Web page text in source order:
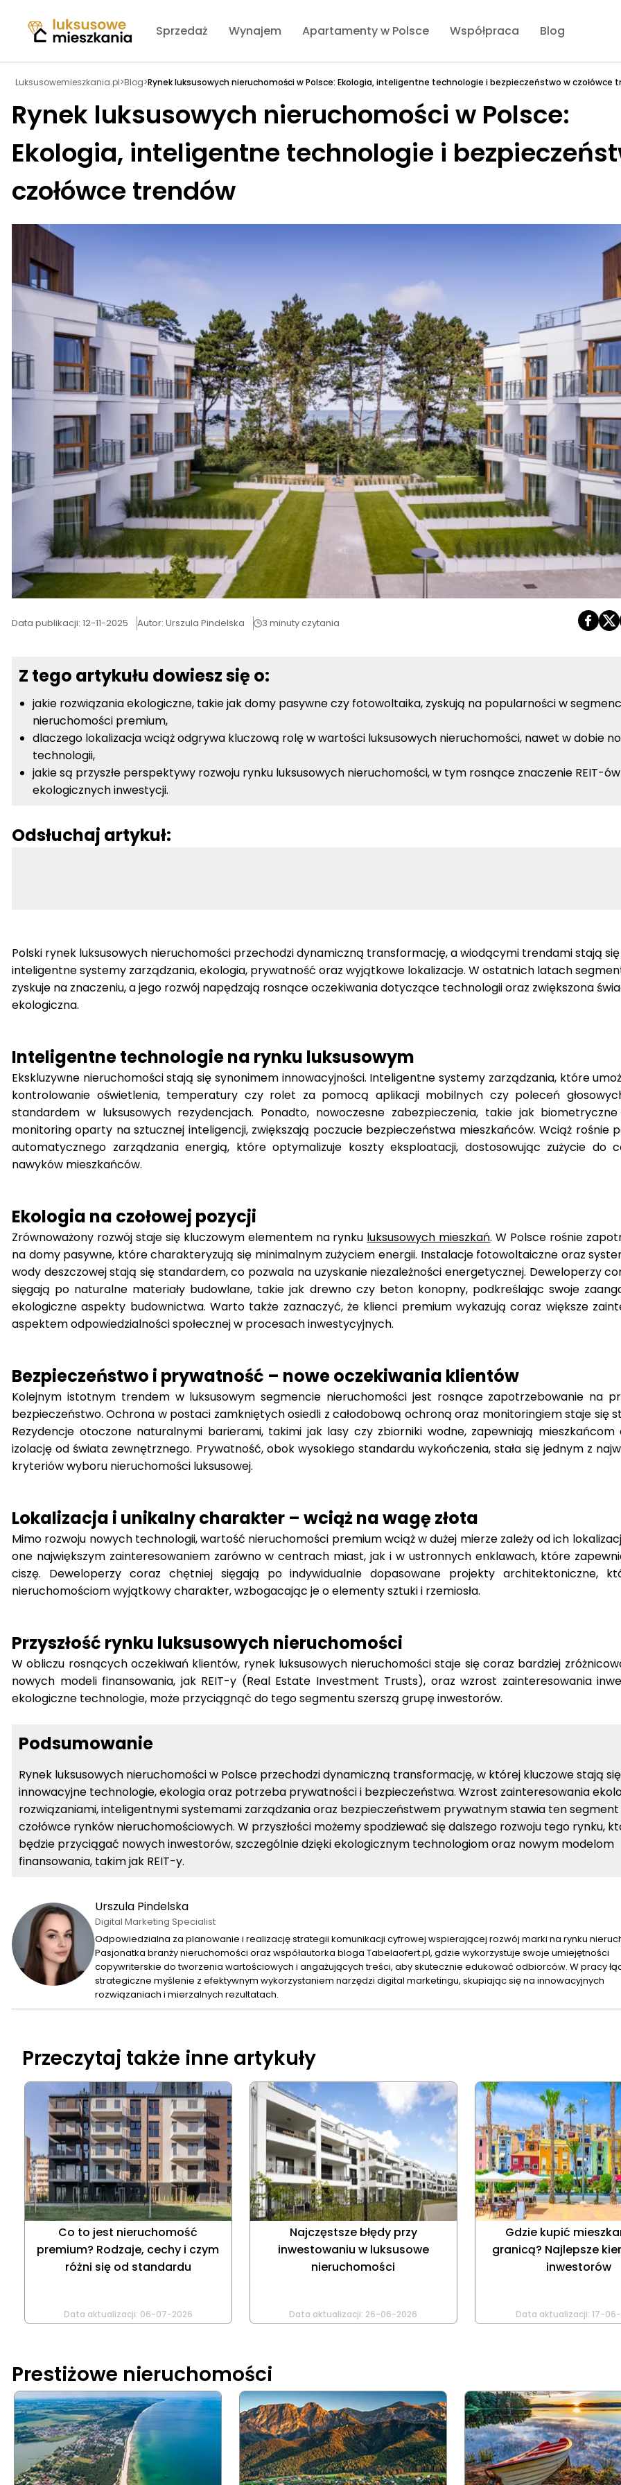
Sprzedaż Wynajem Apartamenty w Polsce Współpraca Blog
Luksusowemieszkania.pl>Blog>Rynek luksusowych nieruchomości w Polsce: Ekologia, inteligentne technologie i bezpieczeństwo w czołówce
Rynek luksusowych nieruchomości w Polsce:
Ekologia, inteligentne technologie i
czołówce trendów
Data publikacji: 12-11-2025 Autor: Urszula Pindelska 3 minuty czytania
Z tego artykułu dowiesz się o:
jakie rozwiązania ekologiczne, takie jak domy pasywne czy fotowoltaika, zyskują na popularności w
nieruchomości premium,
dlaczego lokalizacja wciąż odgrywa kluczową rolę w wartości luksusowych nieruchomości, nawet w dobie
technologii,
jakie są przyszłe perspektywy rozwoju rynku luksusowych nieruchomości, w tym rosnące znaczenie REIT-
ekologicznych inwestycji.
Odsłuchaj artykuł:
Polski rynek luksusowych nieruchomości przechodzi dynamiczną transformację, a wiodącymi trendami stają się
inteligentne systemy zarządzania, ekologia, prywatność oraz wyjątkowe lokalizacje. W ostatnich latach
zyskuje na znaczeniu, a jego rozwój napędzają rosnące oczekiwania dotyczące technologii oraz zwiększona
ekologiczna.
Inteligentne technologie na rynku luksusowym
Ekskluzywne nieruchomości stają się synonimem innowacyjności. Inteligentne systemy zarządzania, które
kontrolowanie oświetlenia, temperatury czy rolet za pomocą aplikacji mobilnych czy poleceń
standardem w luksusowych rezydencjach. Ponadto, nowoczesne zabezpieczenia, takie jak
monitoring oparty na sztucznej inteligencji, zwiększają poczucie bezpieczeństwa mieszkańców. Wciąż rośnie
automatycznego zarządzania energią, które optymalizuje koszty eksploatacji, dostosowując zużycie do
nawyków mieszkańców.
Ekologia na czołowej pozycji
Zrównoważony rozwój staje się kluczowym elementem na rynku luksusowych mieszkań. W Polsce rośnie
na domy pasywne, które charakteryzują się minimalnym zużyciem energii. Instalacje fotowoltaiczne oraz
wody deszczowej stają się standardem, co pozwala na uzyskanie niezależności energetycznej. Deweloperzy
sięgają po naturalne materiały budowlane, takie jak drewno czy beton konopny, podkreślając swoje
ekologiczne aspekty budownictwa. Warto także zaznaczyć, że klienci premium wykazują coraz większe
aspektem odpowiedzialności społecznej w procesach inwestycyjnych.
Bezpieczeństwo i prywatność – nowe oczekiwania klientów
Kolejnym istotnym trendem w luksusowym segmencie nieruchomości jest rosnące zapotrzebowanie na
bezpieczeństwo. Ochrona w postaci zamkniętych osiedli z całodobową ochroną oraz monitoringiem staje się
Rezydencje otoczone naturalnymi barierami, takimi jak lasy czy zbiorniki wodne, zapewniają mieszkańcom
izolację od świata zewnętrznego. Prywatność, obok wysokiego standardu wykończenia, stała się jednym z
kryteriów wyboru nieruchomości luksusowej.
Lokalizacja i unikalny charakter – wciąż na wagę złota
Mimo rozwoju nowych technologii, wartość nieruchomości premium wciąż w dużej mierze zależy od ich
one największym zainteresowaniem zarówno w centrach miast, jak i w ustronnych enklawach, które
ciszę. Deweloperzy coraz chętniej sięgają po indywidualnie dopasowane projekty architektoniczne,
nieruchomościom wyjątkowy charakter, wzbogacając je o elementy sztuki i rzemiosła.
Przyszłość rynku luksusowych nieruchomości
W obliczu rosnących oczekiwań klientów, rynek luksusowych nieruchomości staje się coraz bardziej
nowych modeli finansowania, jak REIT-y (Real Estate Investment Trusts), oraz wzrost zainteresowania
ekologiczne technologie, może przyciągnąć do tego segmentu szerszą grupę inwestorów.
Podsumowanie
Rynek luksusowych nieruchomości w Polsce przechodzi dynamiczną transformację, w której kluczowe stają się
innowacyjne technologie, ekologia oraz potrzeba prywatności i bezpieczeństwa. Wzrost zainteresowania
rozwiązaniami, inteligentnymi systemami zarządzania oraz bezpieczeństwem prywatnym stawia ten
czołówce rynków nieruchomościowych. W przyszłości możemy spodziewać się dalszego rozwoju tego rynku,
będzie przyciągać nowych inwestorów, szczególnie dzięki ekologicznym technologiom oraz nowym modelom
finansowania, takim jak REIT-y.
Urszula Pindelska
Digital Marketing Specialist
Odpowiedzialna za planowanie i realizację strategii komunikacji cyfrowej wspierającej rozwój marki na rynku
Pasjonatka branży nieruchomości oraz współautorka bloga Tabelaofert.pl, gdzie wykorzystuje swoje umiejętności
copywriterskie do tworzenia wartościowych i angażujących treści, aby skutecznie edukować odbiorców. W pracy
strategiczne myślenie z efektywnym wykorzystaniem narzędzi digital marketingu, skupiając się na innowacyjnych
rozwiązaniach i mierzalnych rezultatach.
Przeczytaj także inne artykuły
Co to jest nieruchomość
premium? Rodzaje, cechy i czym
różni się od standardu
Data aktualizacji: 06-07-2026
Najczęstsze błędy przy
inwestowaniu w luksusowe
nieruchomości
Data aktualizacji: 26-06-2026
Gdzie kupić
granicą? Najlepsze
inwestorów
Data aktualizacji: 17-
Prestiżowe nieruchomości